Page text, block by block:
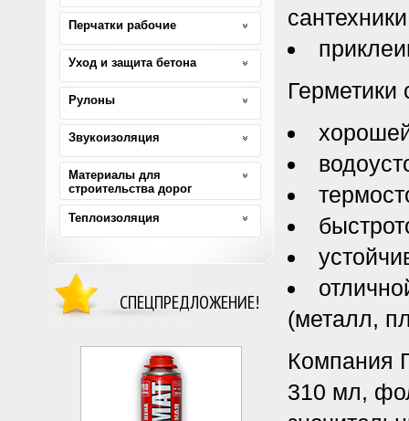
Герметики
(металл,
Компания
310 мл,
Перчатки рабочие
Уход и защита бетона
Рулоны
Звукоизоляция
Материалы для
строительства дорог
Теплоизоляция
СПЕЦПРЕДЛОЖЕНИЕ!